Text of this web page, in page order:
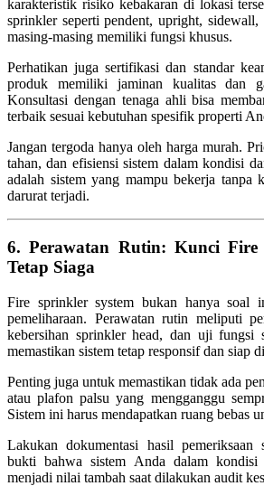
karakteristik risiko kebakaran di lokasi
sprinkler seperti pendent, upright, sidewall,
masing-masing memiliki fungsi khusus.
Perhatikan juga sertifikasi dan standar
produk memiliki jaminan kualitas dan
Konsultasi dengan tenaga ahli bisa
terbaik sesuai kebutuhan spesifik properti
Jangan tergoda hanya oleh harga murah.
tahan, dan efisiensi sistem dalam kondisi
adalah sistem yang mampu bekerja tanpa
darurat terjadi.
6. Perawatan Rutin: Kunci Fire
Tetap Siaga
Fire sprinkler system bukan hanya soal
pemeliharaan. Perawatan rutin meliputi
kebersihan sprinkler head, dan uji fungsi
memastikan sistem tetap responsif dan siap
Penting juga untuk memastikan tidak ada
atau plafon palsu yang mengganggu
Sistem ini harus mendapatkan ruang bebas
Lakukan dokumentasi hasil pemeriksaan
bukti bahwa sistem Anda dalam
menjadi nilai tambah saat dilakukan audit